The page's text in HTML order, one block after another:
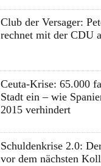
Club der Versager:
rechnet mit der CDU
Ceuta-Krise: 65.000
Stadt ein – wie
2015 verhindert
Schuldenkrise 2.0:
vor dem nächsten